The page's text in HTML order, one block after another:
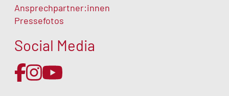
Ansprechpartner:innen
Pressefotos
Social Media